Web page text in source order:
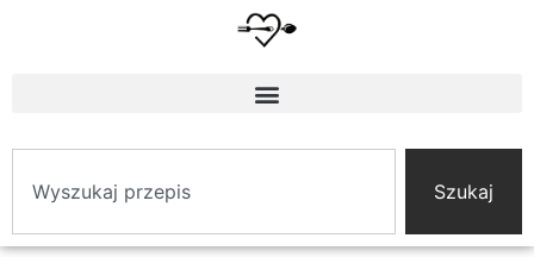
Szukaj